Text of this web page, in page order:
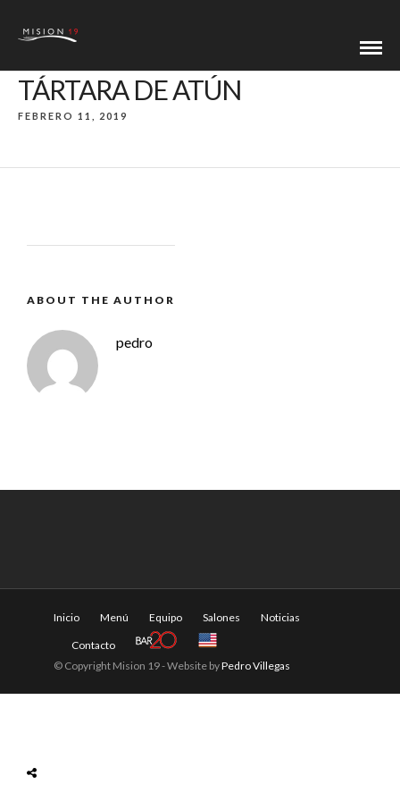
TÁRTARA DE ATÚN
FEBRERO 11, 2019
ABOUT THE AUTHOR
pedro
Inicio Menú Equipo Salones Noticias
Contacto
© Copyright Mision 19 - Website byPedro Villegas